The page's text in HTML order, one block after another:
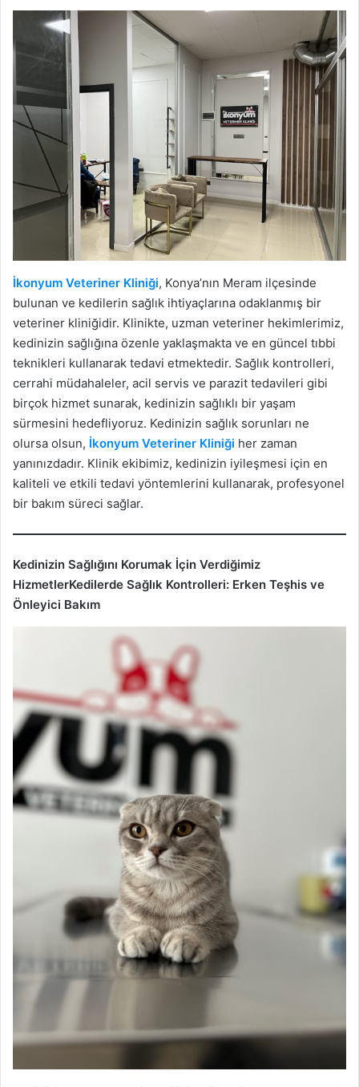
İkonyum Veteriner Kliniği, Konya’nın Meram ilçesinde
bulunan ve kedilerin sağlık ihtiyaçlarına odaklanmış bir
veteriner kliniğidir. Klinikte, uzman veteriner hekimlerimiz,
kedinizin sağlığına özenle yaklaşmakta ve en güncel tıbbi
teknikleri kullanarak tedavi etmektedir. Sağlık kontrolleri,
cerrahi müdahaleler, acil servis ve parazit tedavileri gibi
birçok hizmet sunarak, kedinizin sağlıklı bir yaşam
sürmesini hedefliyoruz. Kedinizin sağlık sorunları ne
olursa olsun, İkonyum Veteriner Kliniği her zaman
yanınızdadır. Klinik ekibimiz, kedinizin iyileşmesi için en
kaliteli ve etkili tedavi yöntemlerini kullanarak, profesyonel
bir bakım süreci sağlar.
Kedinizin Sağlığını Korumak İçin Verdiğimiz
HizmetlerKedilerde Sağlık Kontrolleri: Erken Teşhis ve
Önleyici Bakım